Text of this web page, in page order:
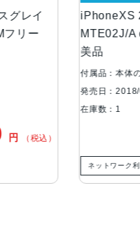
レイ
ー
（税込）
iPhoneXS
MTE02J/A
美品
付属品：本体のみ
発売日：2018/09
在庫数：1
ネットワーク利用